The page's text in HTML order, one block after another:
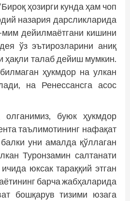
ҳозирги кунда ҳам чоп
назария дарсликларида
дейилмаётгани кишини
ўз эътирозларини аниқ
ҳақли талаб дейиш мумкин.
ҳукмдор на улкан
на Ренессансга асос
буюк ҳукмдор
таълимотининг нафақат
уни амалда қўллаган
Туронзамин салтанати
юксак тараққий этган
барча жабҳаларида
бошқарув тизими юзага